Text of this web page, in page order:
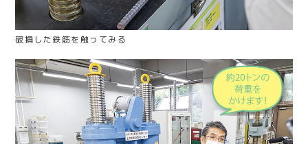
破損した鉄筋を触ってみる